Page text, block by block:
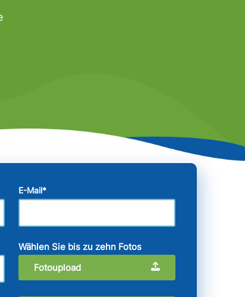
E-Mail*
Wählen Sie bis zu zehn Fotos
Fotoupload